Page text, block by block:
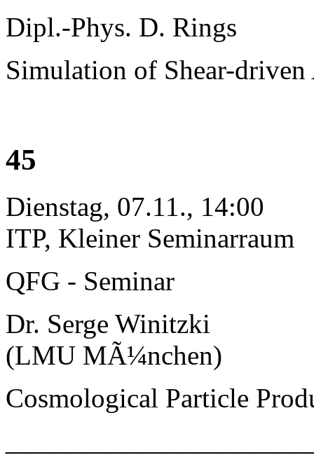
Dipl.-Phys. D. Rings
Simulation of Shear-
45
Dienstag, 07.11., 14:00
ITP, Kleiner Seminarraum
QFG - Seminar
Dr. Serge Winitzki
(LMU MÃ¼nchen)
Cosmological Particle